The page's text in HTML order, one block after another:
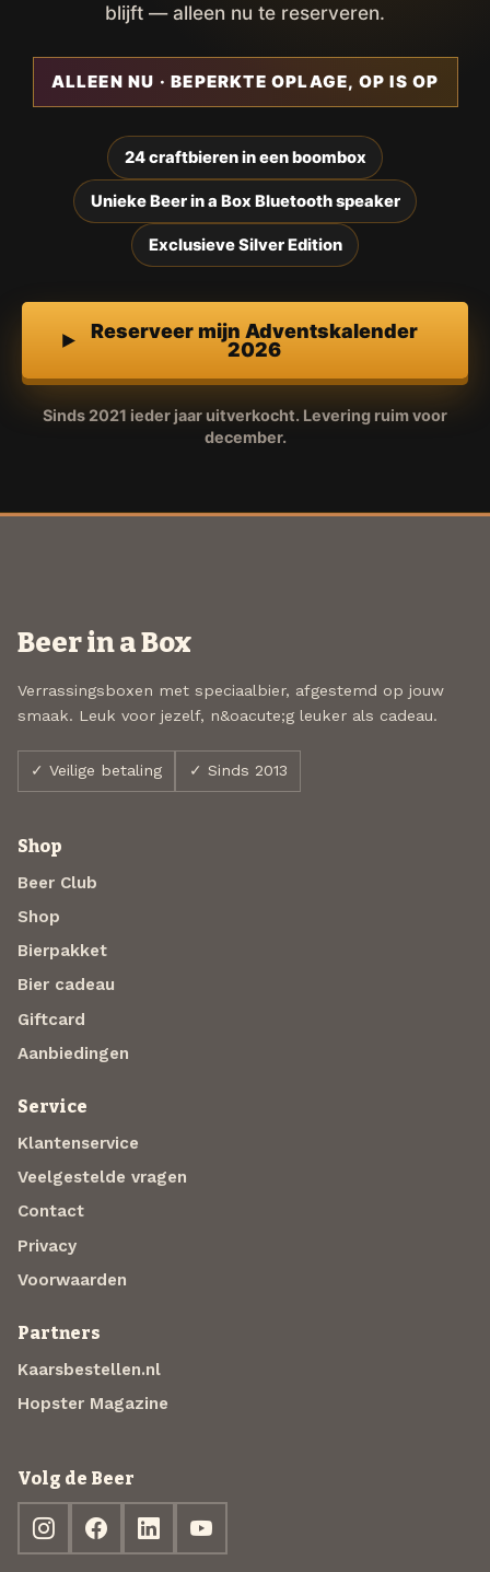
blijft — alleen nu te reserveren.
ALLEEN NU · BEPERKTE OPLAGE, OP IS OP
24 craftbieren in een boombox
Unieke Beer in a Box Bluetooth speaker
Exclusieve Silver Edition
Reserveer mijn Adventskalender
2026
Sinds 2021 ieder jaar uitverkocht. Levering ruim voor
december.
Beer in a Box
Verrassingsboxen met speciaalbier, afgestemd op jouw
smaak. Leuk voor jezelf, n&oacute;g leuker als cadeau.
✓ Veilige betaling ✓ Sinds 2013
Shop
Beer Club
Shop
Bierpakket
Bier cadeau
Giftcard
Aanbiedingen
Service
Klantenservice
Veelgestelde vragen
Contact
Privacy
Voorwaarden
Partners
Kaarsbestellen.nl
Hopster Magazine
Volg de Beer